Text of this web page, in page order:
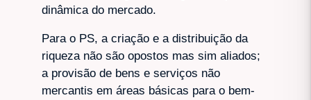
dinâmica do mercado.
Para o PS, a criação e a distribuição da
riqueza não são opostos mas sim aliados;
a provisão de bens e serviços não
mercantis em áreas básicas para o bem-